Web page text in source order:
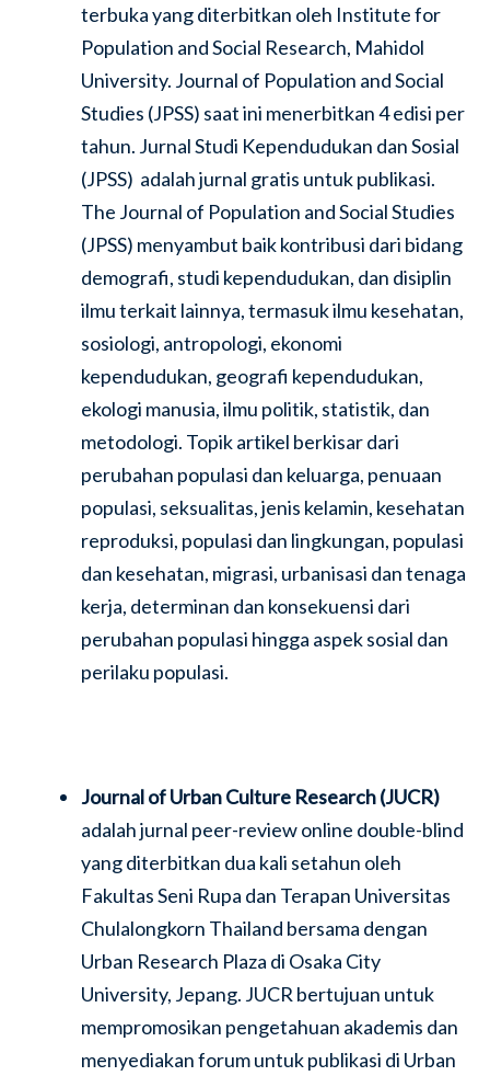
terbuka yang diterbitkan oleh Institute for
Population and Social Research, Mahidol
University. Journal of Population and Social
Studies (JPSS) saat ini menerbitkan 4 edisi per
tahun. Jurnal Studi Kependudukan dan Sosial
(JPSS) adalah jurnal gratis untuk publikasi.
The Journal of Population and Social Studies
(JPSS) menyambut baik kontribusi dari bidang
demografi, studi kependudukan, dan disiplin
ilmu terkait lainnya, termasuk ilmu kesehatan,
sosiologi, antropologi, ekonomi
kependudukan, geografi kependudukan,
ekologi manusia, ilmu politik, statistik, dan
metodologi. Topik artikel berkisar dari
perubahan populasi dan keluarga, penuaan
populasi, seksualitas, jenis kelamin, kesehatan
reproduksi, populasi dan lingkungan, populasi
dan kesehatan, migrasi, urbanisasi dan tenaga
kerja, determinan dan konsekuensi dari
perubahan populasi hingga aspek sosial dan
perilaku populasi.
Journal of Urban Culture Research (JUCR)
adalah jurnal peer-review online double-blind
yang diterbitkan dua kali setahun oleh
Fakultas Seni Rupa dan Terapan Universitas
Chulalongkorn Thailand bersama dengan
Urban Research Plaza di Osaka City
University, Jepang. JUCR bertujuan untuk
mempromosikan pengetahuan akademis dan
menyediakan forum untuk publikasi di Urban